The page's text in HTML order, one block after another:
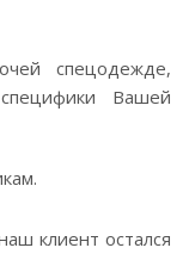
спецодежде,
Вашей
клиент остался